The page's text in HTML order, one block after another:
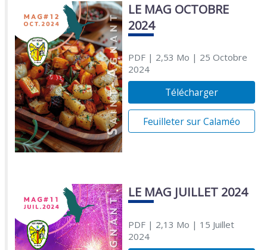
LE MAG OCTOBRE
2024
PDF| 2,53 Mo | 25 Octobre
2024
Télécharger
Feuilleter sur Calaméo
LE MAG JUILLET 2024
PDF| 2,13 Mo | 15 Juillet
2024